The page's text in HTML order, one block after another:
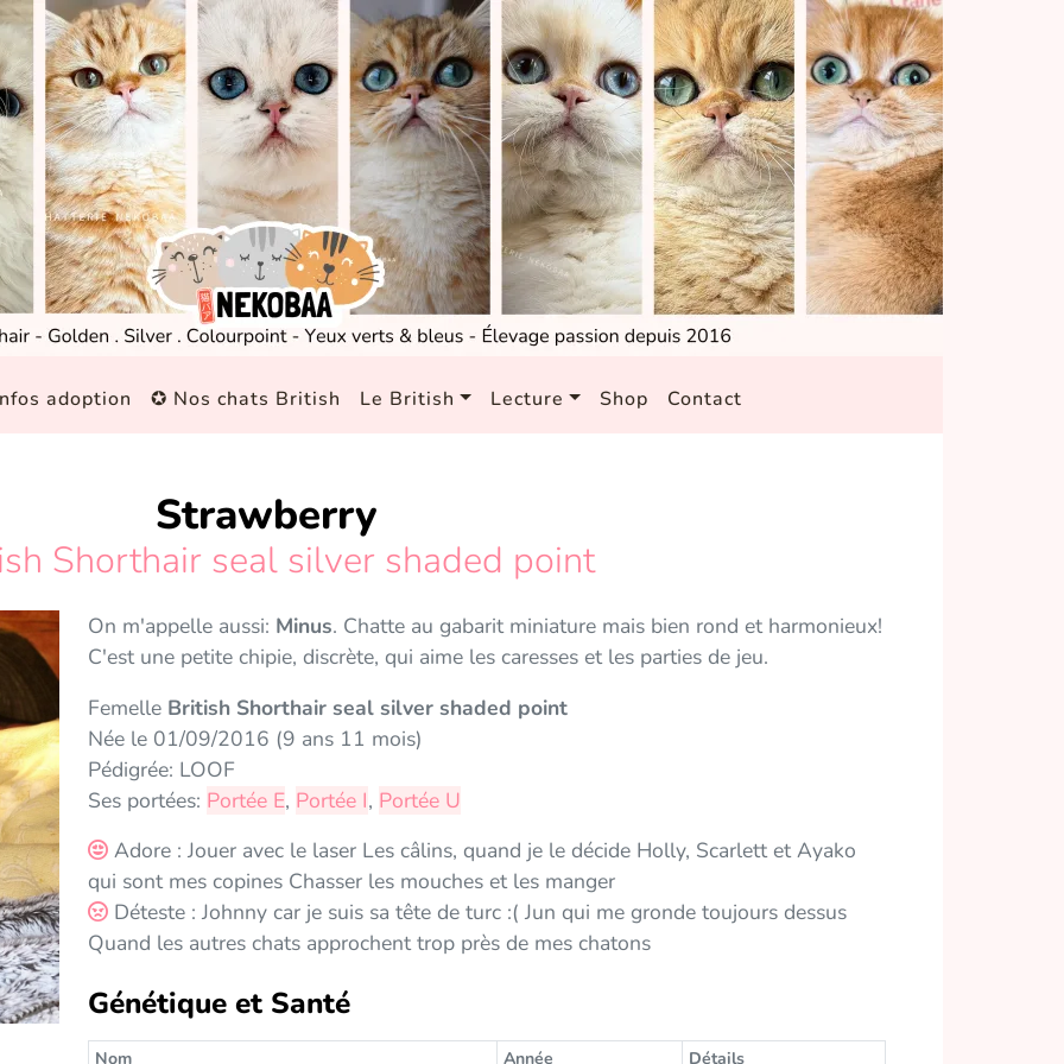
adoption ✪ Nos chats British Le British Lecture Shop Contact
Strawberry
Shorthair seal silver shaded point
On m'appelle aussi: Minus. Chatte au gabarit miniature mais bien rond et harmonieux!
C'est une petite chipie, discrète, qui aime les caresses et les parties de jeu.
Femelle British Shorthair seal silver shaded point
Née le 01/09/2016 (9 ans 11 mois)
Pédigrée: LOOF
Ses portées: Portée E, Portée I, Portée U
Adore : Jouer avec le laser Les câlins, quand je le décide Holly, Scarlett et Ayako
qui sont mes copines Chasser les mouches et les manger
Déteste : Johnny car je suis sa tête de turc :( Jun qui me gronde toujours dessus
Quand les autres chats approchent trop près de mes chatons
Génétique et Santé
Nom Année Détails